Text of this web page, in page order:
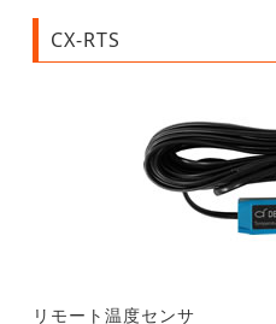
CX-RTS
リモート温度センサ